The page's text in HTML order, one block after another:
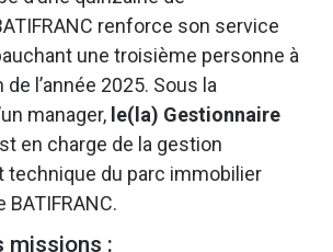
renforce son service
une troisième personne à
l’année 2025. Sous la
manager, le(la) Gestionnaire
en charge de la gestion
technique du parc immobilier
missions :